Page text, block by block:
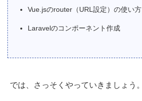
Vue.jsのrouter（URL設定）の使い方
Laravelのコンポーネント作成
では、さっそくやっていきましょう。